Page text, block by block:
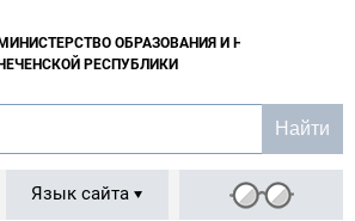
МИНИСТЕРСТВО ОБРАЗОВАНИЯ И НАУКИ
РЕСПУБЛИКИ
Язык сайта